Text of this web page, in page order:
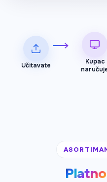
Učitavate
Kupac
Platno